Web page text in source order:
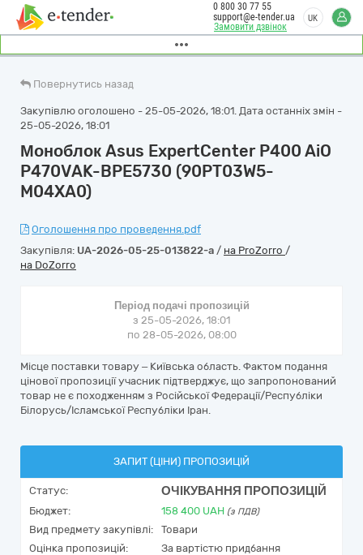
Замовити дзвінок
0 800 30 77 55
support@e-tender.ua
UK
Повернутись назад
Закупівлю оголошено - 25-05-2026, 18:01. Дата останніх змін -
25-05-2026, 18:01
Моноблок Asus ExpertCenter P400 AiO
P470VAK-BPE5730 (90PT03W5-
M04XA0)
Оголошення про проведення.pdf
Закупівля: UA-2026-05-25-013822-a / на ProZorro /
на DoZorro
Період подачі пропозицій
з 25-05-2026, 18:01
по 28-05-2026, 08:00
Місце поставки товару – Київська область. Фактом подання
цінової пропозиції учасник підтверджує, що запропонований
товар не є походженням з Російської Федерації/Республіки
Білорусь/Ісламської Республіки Іран.
ЗАПИТ (ЦІНИ) ПРОПОЗИЦІЙ
Статус: ОЧІКУВАННЯ ПРОПОЗИЦІЙ
Бюджет: 158 400 UAH (з ПДВ)
Вид предмету закупівлі:
Товари
Оцінка пропозицій:
За вартістю придбання